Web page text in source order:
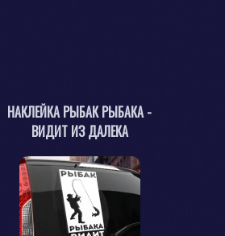
НАКЛЕЙКА РЫБАК РЫБАКА -
ВИДИТ ИЗ ДАЛЕКА